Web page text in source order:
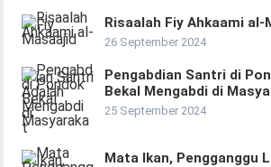
Risaalah Fiy Ahkaami al-
26 September 2024
Pengabdian Santri di
Bekal Mengabdi di
25 September 2024
Mata Ikan, Pengganggu